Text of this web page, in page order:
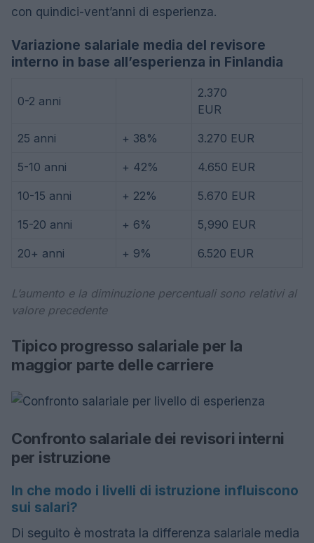
con quindici-vent’anni di esperienza.
Variazione salariale media del revisore
interno in base all’esperienza in Finlandia
0-2 anni
2.370
EUR
25 anni + 38% 3.270 EUR
5-10 anni + 42% 4.650 EUR
10-15 anni + 22% 5.670 EUR
15-20 anni + 6% 5,990 EUR
20+ anni + 9% 6.520 EUR
L’aumento e la diminuzione percentuali sono relativi al
valore precedente
Tipico progresso salariale per la
maggior parte delle carriere
Confronto salariale dei revisori interni
per istruzione
In che modo i livelli di istruzione influiscono
sui salari?
Di seguito è mostrata la differenza salariale media